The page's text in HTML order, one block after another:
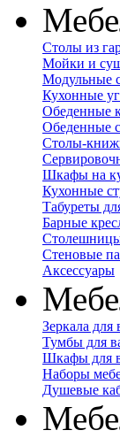
Столы из
Мойки и
Модульные
Кухонные
Обеденные
Обеденные
Столы-
Шкафы на
Кухонные
Табуреты
Барные
Столешницы
Стеновые
Аксессуары
Зеркала для
Тумбы для
Шкафы для
Наборы
Душевые